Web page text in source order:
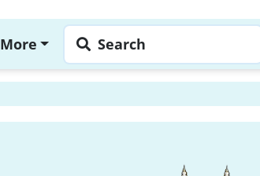
More Search